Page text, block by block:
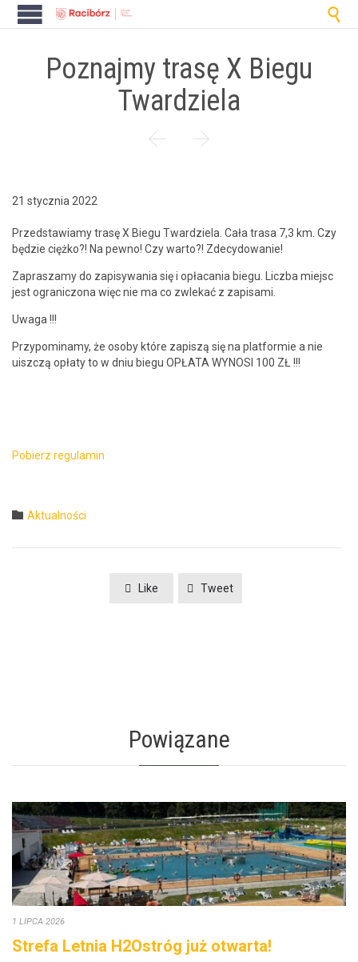

Poznajmy trasę X Biegu
Twardziela
 
21 stycznia 2022
Przed­staw­iamy trasę X Biegu Twardziela. Cała trasa 7,3 km. Czy
będzie ciężko?! Na pewno! Czy warto?! Zdecydowanie!
Zaprasza­my do zapisy­wa­nia się i opła­ca­nia biegu. Licz­ba miejsc
jest ogranic­zona więc nie ma co zwlekać z zapisami.
Uwa­ga !!!
Przy­pom­i­namy, że oso­by które zapiszą się na plat­formie a nie
uiszczą opłaty to w dniu biegu OPŁATA WYNOSI 100 ZŁ !!!
Pobierz reg­u­lamin
 Category
Aktualności
Like Tweet
Powiązane
1 LIPCA 2026
Strefa Letnia H2Ostróg już otwarta!